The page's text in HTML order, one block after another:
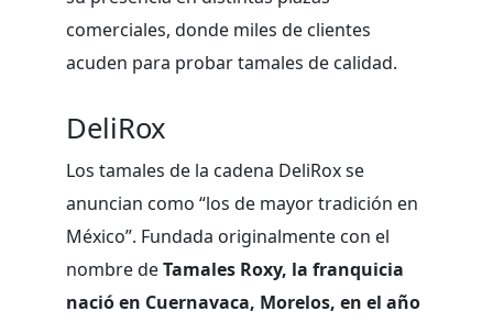
comerciales, donde miles de clientes
acuden para probar tamales de calidad.
DeliRox
Los tamales de la cadena DeliRox se
anuncian como “los de mayor tradición en
México”. Fundada originalmente con el
nombre deTamales Roxy, la franquicia
nació en Cuernavaca, Morelos, en el año